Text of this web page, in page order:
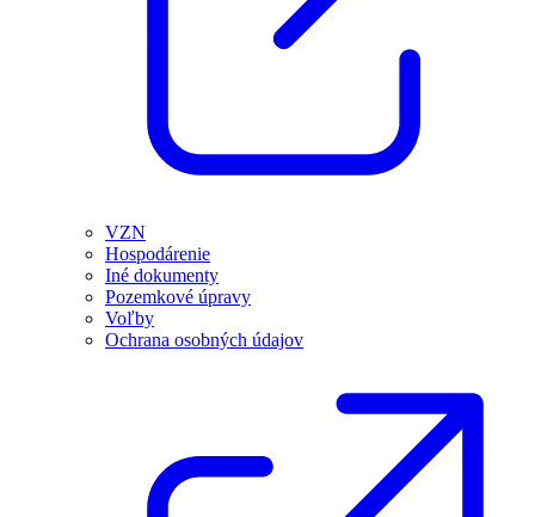
VZN
Hospodárenie
Iné dokumenty
Pozemkové úpravy
Voľby
Ochrana osobných údajov